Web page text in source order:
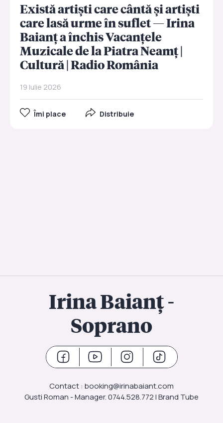
Există artiști care cântă și artiști
care lasă urme în suflet — Irina
Baianț a închis Vacanțele
Muzicale de la Piatra Neamț |
Cultură | Radio România
19 Iulie 2026
Îmi place Distribuie
Irina Baianț -
Soprano
Contact : booking@irinabaiant.com
Gusti Roman - Manager. 0744.528.772 I Brand Tube